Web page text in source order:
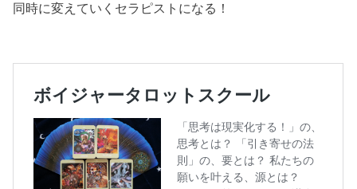
同時に変えていくセラピストになる！